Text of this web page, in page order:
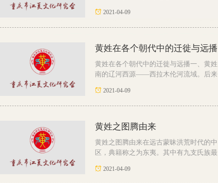
2021-04-09
黄姓在各个朝代中的迁徙与远播
黄姓在各个朝代中的迁徙与远播一、黄
南的辽河西源——西拉木伦河流域。后来
2021-04-09
黄姓之图腾由来
黄姓之图腾由来在远古蒙昧洪荒时代的
区，典籍称之为东夷。其中有九支氏族最
2021-04-09